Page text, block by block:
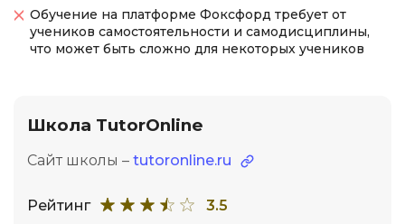
Обучение на платформе Фоксфорд требует от
учеников самостоятельности и самодисциплины,
что может быть сложно для некоторых учеников
Школа TutorOnline
Сайт школы – tutoronline.ru
Рейтинг 3.5